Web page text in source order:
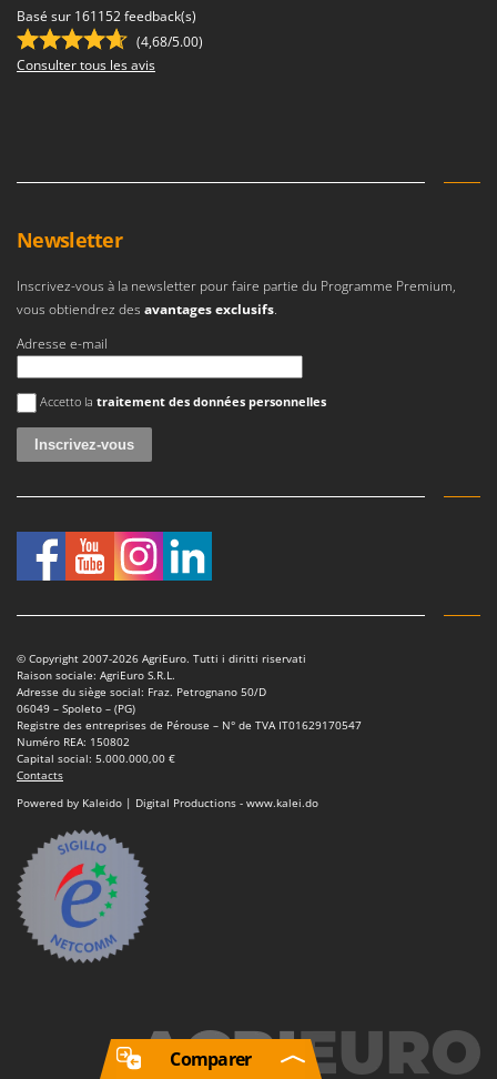
Basé sur 161152 feedback(s)
(4,68/5.00)
Consulter tous les avis
Newsletter
Inscrivez-vous à la newsletter pour faire partie du Programme Premium,
vous obtiendrez des avantages exclusifs.
Adresse e-mail
Une erreur est survenue
Accetto la traitement des données personnelles
© Copyright 2007-2026 AgriEuro. Tutti i diritti riservati
Raison sociale: AgriEuro S.R.L.
Adresse du siège social: Fraz. Petrognano 50/D
06049 – Spoleto – (PG)
Registre des entreprises de Pérouse – N° de TVA IT01629170547
Numéro REA: 150802
Capital social: 5.000.000,00 €
Contacts
Powered by Kaleido | Digital Productions - www.kalei.do
Comparer